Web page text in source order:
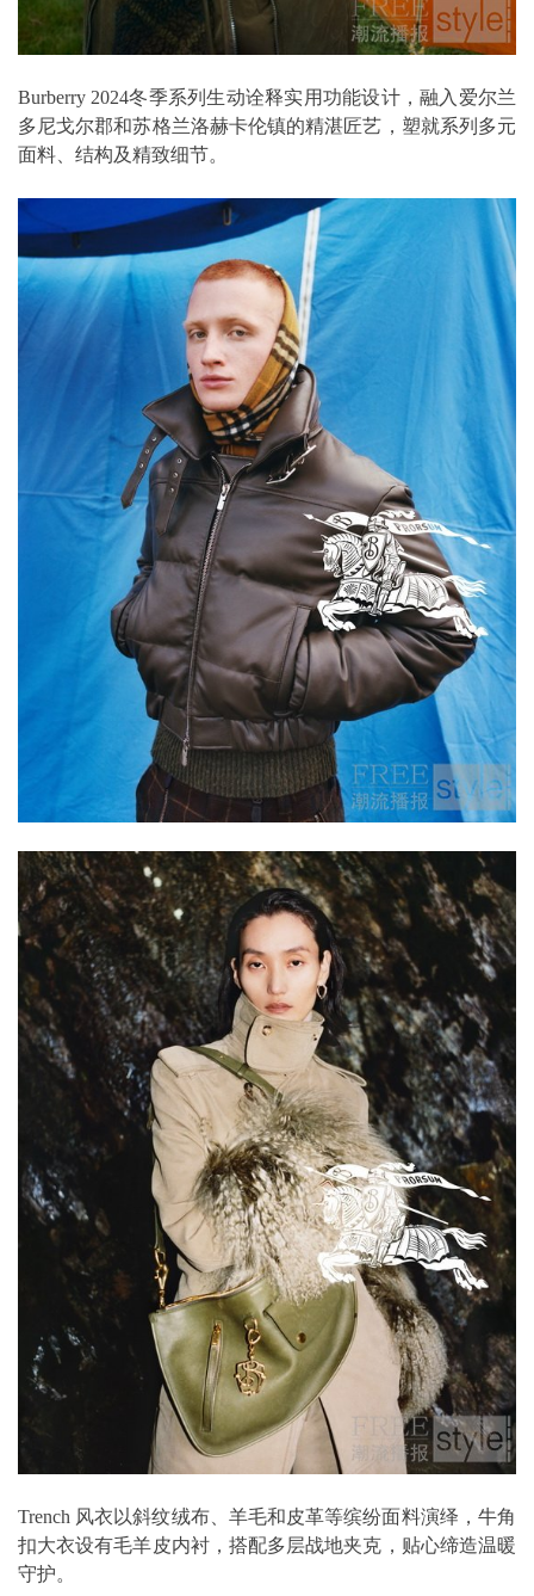
Burberry 2024冬季系列生动诠释实用功能设计，融入爱尔兰
多尼戈尔郡和苏格兰洛赫卡伦镇的精湛匠艺，塑就系列多元
面料、结构及精致细节。
Trench 风衣以斜纹绒布、羊毛和皮革等缤纷面料演绎，牛角
扣大衣设有毛羊皮内衬，搭配多层战地夹克，贴心缔造温暖
守护。